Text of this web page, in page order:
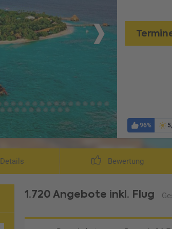
96%
Details Bewertung
1.720 Angebote inkl. Flug